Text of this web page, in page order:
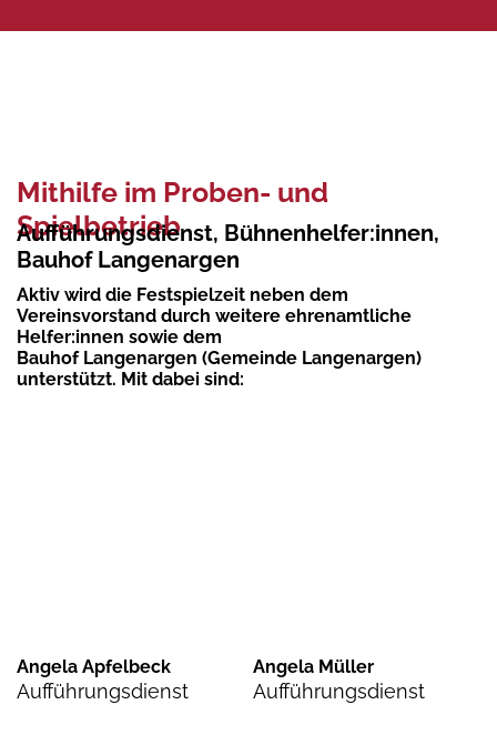
Mithilfe im Proben- und
Spielbetrieb
Aufführungsdienst, Bühnenhelfer:innen,
Bauhof Langenargen
Aktiv wird die Festspielzeit neben dem
Vereinsvorstand durch weitere ehrenamtliche
Helfer:innen sowie dem
Bauhof Langenargen (Gemeinde Langenargen)
unterstützt. Mit dabei sind:
Aufführungsdienst
Angela Apfelbeck
Aufführungsdienst
Angela Müller